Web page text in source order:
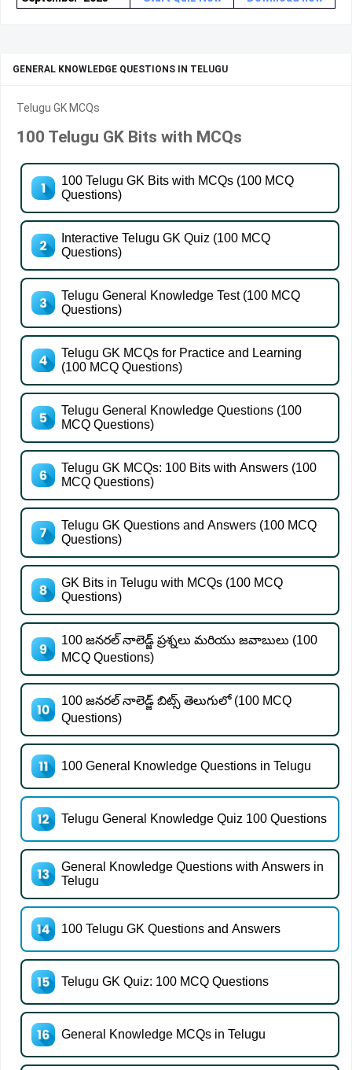
GENERAL KNOWLEDGE QUESTIONS IN TELUGU
Telugu GK MCQs
100 Telugu GK Bits with MCQs
100 Telugu GK Bits with MCQs (100 MCQ
Questions)
Interactive Telugu GK Quiz (100 MCQ
Questions)
Telugu General Knowledge Test (100 MCQ
Questions)
Telugu GK MCQs for Practice and Learning
(100 MCQ Questions)
Telugu General Knowledge Questions (100
MCQ Questions)
Telugu GK MCQs: 100 Bits with Answers (100
MCQ Questions)
Telugu GK Questions and Answers (100 MCQ
Questions)
GK Bits in Telugu with MCQs (100 MCQ
Questions)
100 జనరల్ నాలెడ్జ్ ప్రశ్నలు మరియు జవాబులు (100
MCQ Questions)
100 జనరల్ నాలెడ్జ్ బిట్స్ తెలుగులో (100 MCQ
Questions)
100 General Knowledge Questions in Telugu
Telugu General Knowledge Quiz 100 Questions
General Knowledge Questions with Answers in
Telugu
100 Telugu GK Questions and Answers
Telugu GK Quiz: 100 MCQ Questions
General Knowledge MCQs in Telugu